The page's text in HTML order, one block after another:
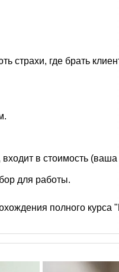
страхи, где брать
в стоимость
для работы.
полного курса